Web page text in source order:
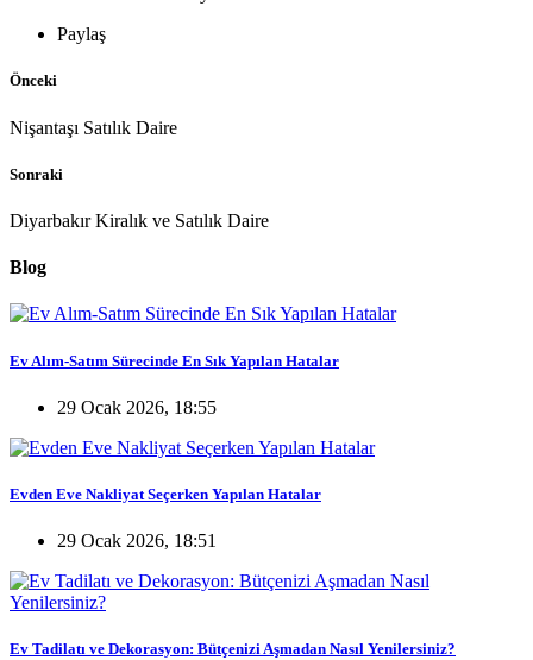
Paylaş
Önceki
Nişantaşı Satılık Daire
Sonraki
Diyarbakır Kiralık ve Satılık Daire
Blog
Ev Alım-Satım Sürecinde En Sık Yapılan Hatalar
29 Ocak 2026, 18:55
Evden Eve Nakliyat Seçerken Yapılan Hatalar
29 Ocak 2026, 18:51
Ev Tadilatı ve Dekorasyon: Bütçenizi Aşmadan Nasıl Yenilersiniz?